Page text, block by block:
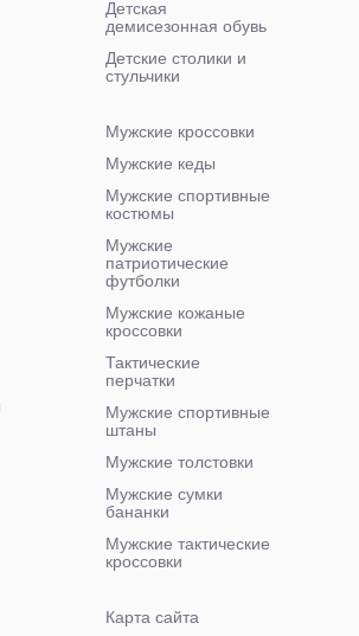
Детская
демисезонная обувь
Детские столики и
стульчики
Мужские кроссовки
Мужские кеды
Мужские спортивные
костюмы
Мужские
патриотические
футболки
Мужские кожаные
кроссовки
Тактические
перчатки
Мужские спортивные
штаны
Мужские толстовки
Мужские сумки
бананки
Мужские тактические
кроссовки
Карта сайта